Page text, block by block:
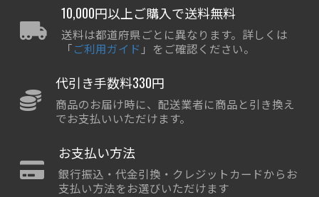
10,000円以上ご購入で送料無料
送料は都道府県ごとに異なります。詳しくは
「ご利用ガイド 」をご確認ください。
代引き手数料330円
商品のお届け時に、配送業者に商品と引き換え
でお支払いいただけます。
お支払い方法
銀行振込・代金引換・クレジットカードからお
支払い方法をお選びいただけます